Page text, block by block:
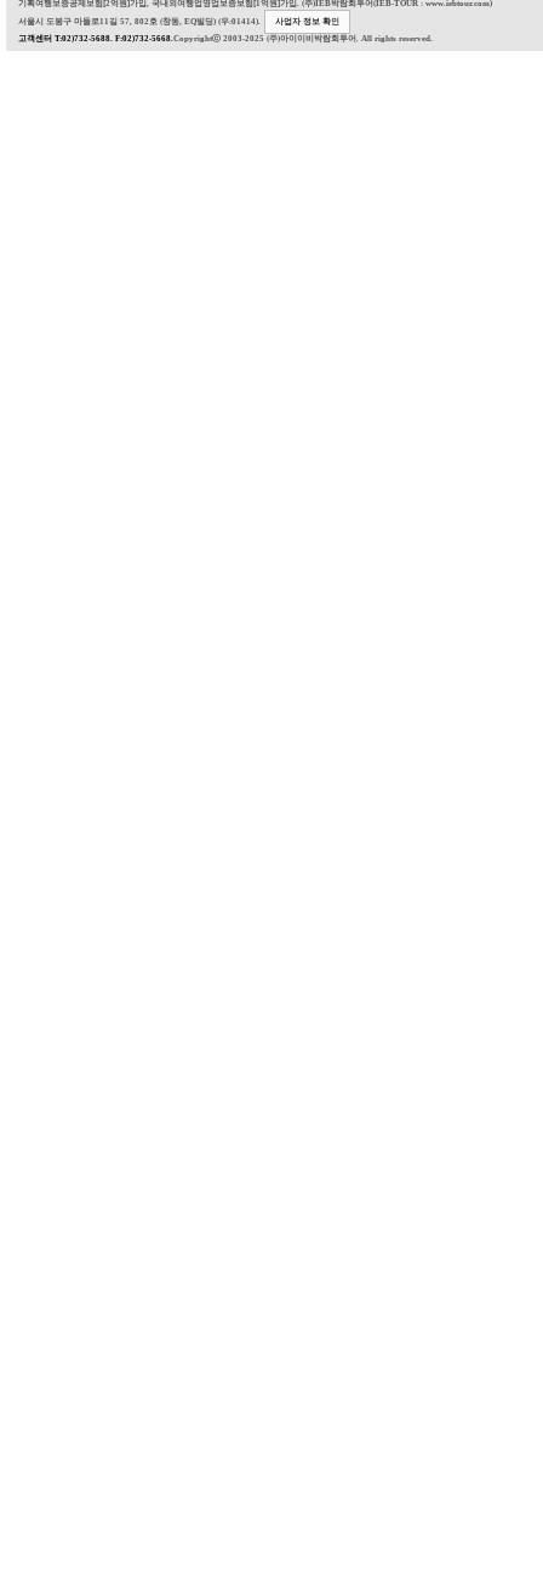
기획여행보증공제보험[2억원]가입, 국내외여행업영업보증보험[1억원]가입. (주)IEB박람회투어(IEB-TOUR : www.iebtour.com)
서울시 도봉구 마들로11길 57, 802호 (창동, EQ빌딩) (우:01414).
사업자 정보 확인
고객센터 T:02)732-5688. F:02)732-5668.Copyrightⓒ 2003-2025 (주)아이이비박람회투어. All rights reserved.